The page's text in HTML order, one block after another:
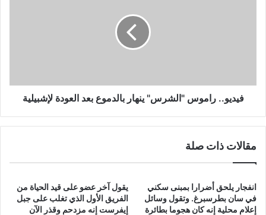
فيديو.. راموس "الشرس" ينهار بالدموع بعد العودة لإشبيلية
مقالات ذات صلة
انفجار يلحق أضرارا بمبنى سكني
في سان بطرسبرغ. وتقول وسائل
إعلام محلية إنه كان هجوما بطائرة
يقول آخر عضو على قيد الحياة من
الفريق الأول الذي تغلب على جبل
إيفرست إنه مزدحم وقذر الآن